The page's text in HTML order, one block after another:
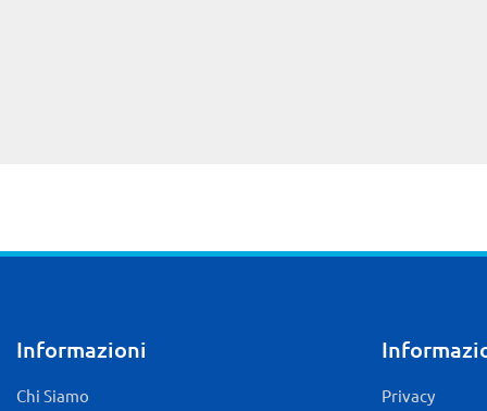
Informazioni
Chi Siamo
Privacy